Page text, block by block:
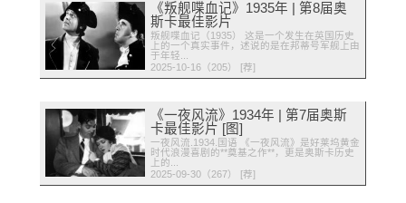
《叛舰喋血记》1935年 | 第8届奥
斯卡最佳影片
叛舰喋血记（1935） 这是一个发生在英国历史
上的一个真实事件，述说的是在邦蒂号军舰上由
于年轻...
2025-10-16（205） [荐]
《一夜风流》1934年 | 第7届奥斯
卡最佳影片 [图]
一夜风流.1934.国语 《一夜风流》是好莱坞黄金
时代浪漫喜剧的**奠基之作**，更是奥斯卡历史
上的...
2025-09-30（267） [荐]